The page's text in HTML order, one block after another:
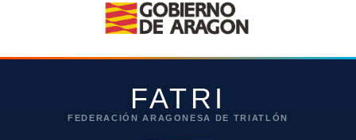
FATRI
FEDERACIÓN ARAGONESA DE TRIATLÓN